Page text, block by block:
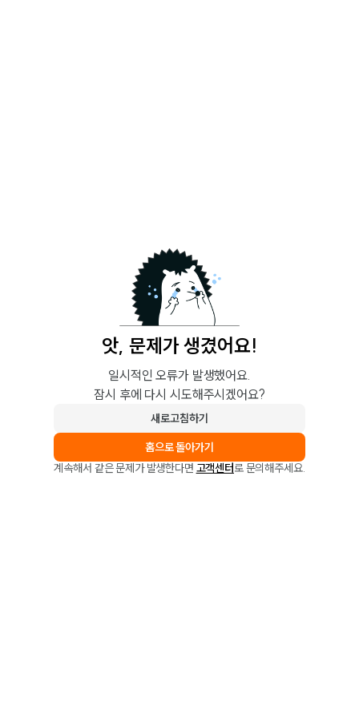
앗, 문제가 생겼어요!
일시적인 오류가 발생했어요.
잠시 후에 다시 시도해주시겠어요?
새로고침하기
홈으로 돌아가기
계속해서 같은 문제가 발생한다면 고객센터로 문의해주세요.